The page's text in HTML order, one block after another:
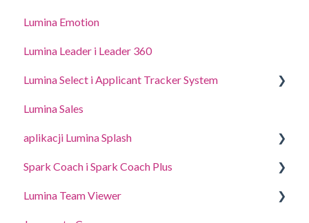
Lumina Emotion
Lumina Leader i Leader 360
Lumina Select i Applicant Tracker System
System Lumina Select i Applicant Tracker
Lumina Select Explainer
Lumina Sales
aplikacji Lumina Splash
Pre účastníkov
Dla Practitioners
Spark Coach i Spark Coach Plus
Przewodniki i prezentacje
Lumina Team Viewer